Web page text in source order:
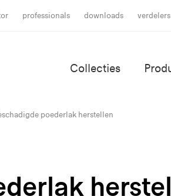
professionals downloads verdelers
Collecties
poederlak herstellen